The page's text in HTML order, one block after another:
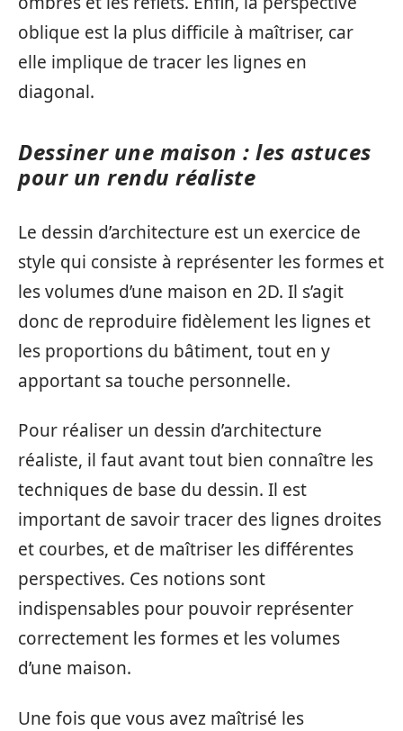
oblique est la plus difficile à maîtriser, car
elle implique de tracer les lignes en
diagonal.
Dessiner une maison : les astuces
pour un rendu réaliste
Le dessin d’architecture est un exercice de
style qui consiste à représenter les formes et
les volumes d’une maison en 2D. Il s’agit
donc de reproduire fidèlement les lignes et
les proportions du bâtiment, tout en y
apportant sa touche personnelle.
Pour réaliser un dessin d’architecture
réaliste, il faut avant tout bien connaître les
techniques de base du dessin. Il est
important de savoir tracer des lignes droites
et courbes, et de maîtriser les différentes
perspectives. Ces notions sont
indispensables pour pouvoir représenter
correctement les formes et les volumes
d’une maison.
Une fois que vous avez maîtrisé les